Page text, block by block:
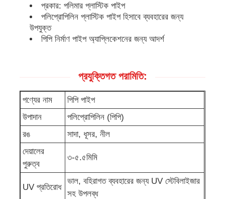
প্রকার: পলিমার প্লাস্টিক পাইপ
পলিপ্রোপিলিন প্লাস্টিক পাইপ হিসাবে ব্যবহারের জন্য
উপযুক্ত
পিপি নির্মাণ পাইপ অ্যাপ্লিকেশনের জন্য আদর্শ
প্রযুক্তিগত পরামিতি:
পণ্যের নাম
পিপি পাইপ
উপাদান
পলিপ্রোপিলিন (পিপি)
রঙ
সাদা, ধূসর, নীল
দেয়ালের
পুরুত্ব
৩-৫.৫মিমি
UV প্রতিরোধ
ভাল, বহিরাগত ব্যবহারের জন্য UV স্টেবিলাইজার
সহ উপলব্ধ